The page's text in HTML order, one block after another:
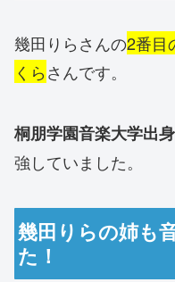
幾田りらさんの2番目
くらさんです。
桐朋学園音楽大学出身
強していました。
幾田りらの姉も
た！